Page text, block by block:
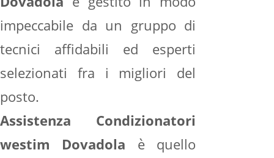
impeccabile da un gruppo di
tecnici affidabili ed esperti
selezionati fra i migliori del
posto.
Assistenza Condizionatori
westim Dovadola è quello